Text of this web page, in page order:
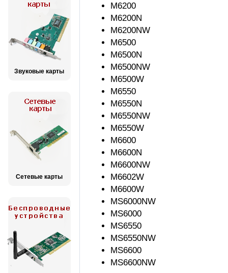
Звуковые карты
Сетевые карты
M6200
M6200N
M6200NW
M6500
M6500N
M6500NW
M6500W
M6550
M6550N
M6550NW
M6550W
M6600
M6600N
M6600NW
M6602W
M6600W
MS6000NW
MS6000
MS6550
MS6550NW
MS6600
MS6600NW